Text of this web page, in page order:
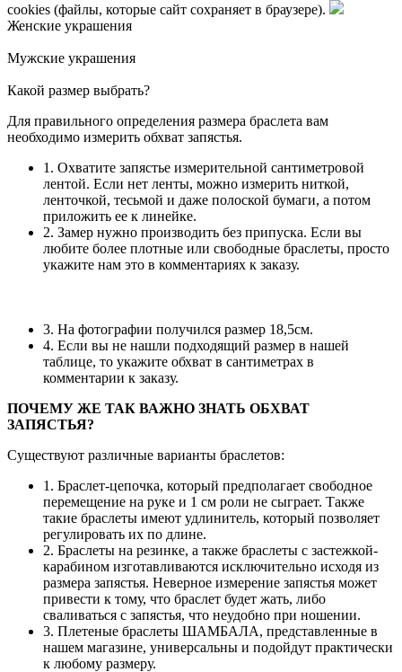
cookies (файлы, которые сайт сохраняет в браузере).
Женские украшения
Мужские украшения
Какой размер выбрать?
Для правильного определения размера браслета вам
необходимо измерить обхват запястья.
1. Охватите запястье измерительной сантиметровой
лентой. Если нет ленты, можно измерить ниткой,
ленточкой, тесьмой и даже полоской бумаги, а потом
приложить ее к линейке.
2. Замер нужно производить без припуска. Если вы
любите более плотные или свободные браслеты, просто
укажите нам это в комментариях к заказу.
3. На фотографии получился размер 18,5см.
4. Если вы не нашли подходящий размер в нашей
таблице, то укажите обхват в сантиметрах в
комментарии к заказу.
ПОЧЕМУ ЖЕ ТАК ВАЖНО ЗНАТЬ ОБХВАТ
ЗАПЯСТЬЯ?
Существуют различные варианты браслетов:
1. Браслет-цепочка, который предполагает свободное
перемещение на руке и 1 см роли не сыграет. Также
такие браслеты имеют удлинитель, который позволяет
регулировать их по длине.
2. Браслеты на резинке, а также браслеты с застежкой-
карабином изготавливаются исключительно исходя из
размера запястья. Неверное измерение запястья может
привести к тому, что браслет будет жать, либо
сваливаться с запястья, что неудобно при ношении.
3. Плетеные браслеты ШАМБАЛА, представленные в
нашем магазине, универсальны и подойдут практически
к любому размеру.